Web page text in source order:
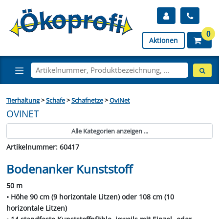
Aktionen
0
Tierhaltung>Schafe>Schafnetze>OviNet
OVINET
Alle Kategorien anzeigen ...
Artikelnummer: 60417
Bodenanker Kunststoff
50 m
• Höhe 90 cm (9 horizontale Litzen) oder 108 cm (10
horizontale Litzen)